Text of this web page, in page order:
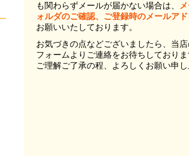
も関わらずメールが届かない場合は、
ォルダのご確認、ご登録時のメールア
お願いいたしております。
お気づきの点などございましたら、当
フォームよりご連絡をお待ちしておりま
ご理解ご了承の程、よろしくお願い申し